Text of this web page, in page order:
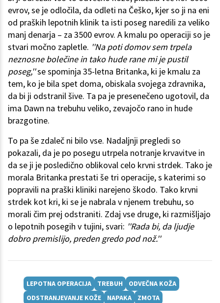
evrov, se je odločila, da odleti na Češko, kjer so ji na eni
od praških lepotnih klinik ta isti poseg naredili za veliko
manj denarja – za 3500 evrov. A kmalu po operaciji so je
stvari močno zapletle. ''Na poti domov sem trpela
neznosne bolečine in tako hude rane mi je pustil
poseg,''se spominja 35-letna Britanka, ki je kmalu za
tem, ko je bila spet doma, obiskala svojega zdravnika,
da bi ji odstranil šive. Ta pa je presenečeno ugotovil, da
ima Dawn na trebuhu veliko, zevajočo rano in hude
brazgotine.
To pa še zdaleč ni bilo vse. Nadaljnji pregledi so
pokazali, da je po posegu utrpela notranje krvavitve in
da se ji je posledično oblikoval celo krvni strdek. Tako je
morala Britanka prestati še tri operacije, s katerimi so
popravili na praški kliniki narejeno škodo. Tako krvni
strdek kot kri, ki se je nabrala v njenem trebuhu, so
morali čim prej odstraniti. Zdaj vse druge, ki razmišljajo
o lepotnih posegih v tujini, svari: ''Rada bi, da ljudje
dobro premislijo, preden gredo pod nož.''
LEPOTNA OPERACIJA TREBUH
ODVEČNA KOŽA
ODSTRANJEVANJE KOŽE
NAPAKA
ZMOTA